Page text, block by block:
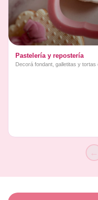
Pastelería y repostería
Decorá fondant, galletitas y
←